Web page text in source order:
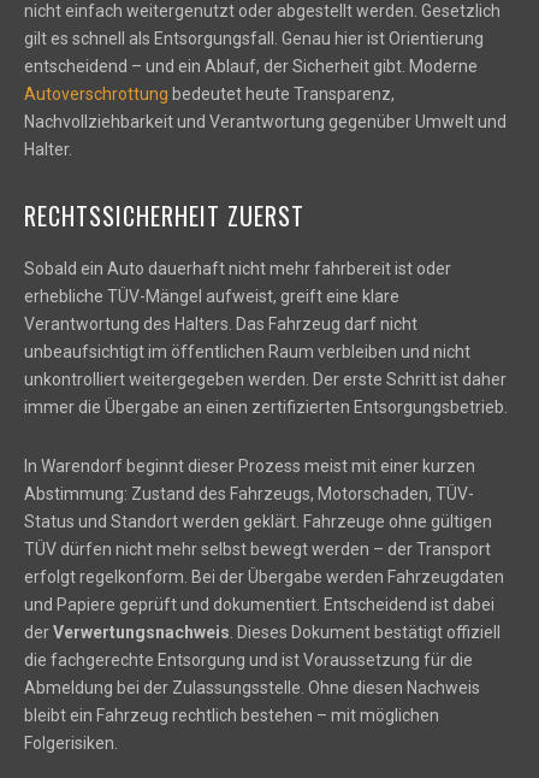
nicht einfach weitergenutzt oder abgestellt werden. Gesetzlich
gilt es schnell als Entsorgungsfall. Genau hier ist Orientierung
entscheidend – und ein Ablauf, der Sicherheit gibt. Moderne
Autoverschrottung bedeutet heute Transparenz,
Nachvollziehbarkeit und Verantwortung gegenüber Umwelt und
Halter.
RECHTSSICHERHEIT ZUERST
Sobald ein Auto dauerhaft nicht mehr fahrbereit ist oder
erhebliche TÜV-Mängel aufweist, greift eine klare
Verantwortung des Halters. Das Fahrzeug darf nicht
unbeaufsichtigt im öffentlichen Raum verbleiben und nicht
unkontrolliert weitergegeben werden. Der erste Schritt ist daher
immer die Übergabe an einen zertifizierten Entsorgungsbetrieb.
In Warendorf beginnt dieser Prozess meist mit einer kurzen
Abstimmung: Zustand des Fahrzeugs, Motorschaden, TÜV-
Status und Standort werden geklärt. Fahrzeuge ohne gültigen
TÜV dürfen nicht mehr selbst bewegt werden – der Transport
erfolgt regelkonform. Bei der Übergabe werden Fahrzeugdaten
und Papiere geprüft und dokumentiert. Entscheidend ist dabei
derVerwertungsnachweis. Dieses Dokument bestätigt offiziell
die fachgerechte Entsorgung und ist Voraussetzung für die
Abmeldung bei der Zulassungsstelle. Ohne diesen Nachweis
bleibt ein Fahrzeug rechtlich bestehen – mit möglichen
Folgerisiken.